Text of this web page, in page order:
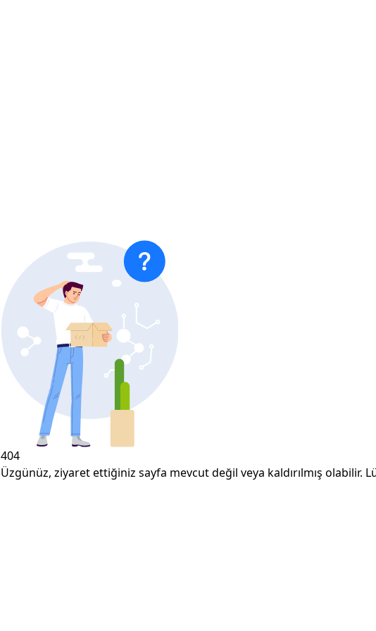
404
Üzgünüz, ziyaret ettiğiniz sayfa mevcut değil veya kaldırılmış